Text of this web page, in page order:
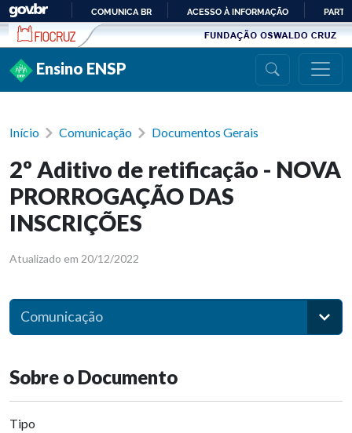
Ir para conteúdo
PARA
COMUNICA BR ACESSO À INFORMAÇÃO
Ensino ENSP
Início Comunicação Documentos Gerais
2º Aditivo de retificação - NOVA
PRORROGAÇÃO DAS
INSCRIÇÕES
Atualizado em 20/12/2022
Comunicação
Sobre o Documento
Tipo